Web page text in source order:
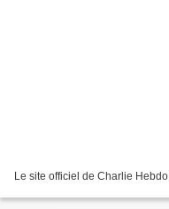
Le site officiel de Charlie Hebdo